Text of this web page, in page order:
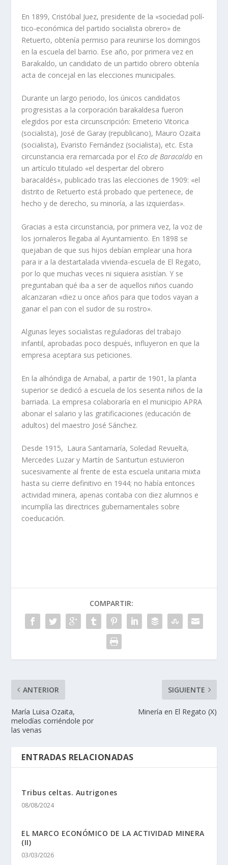
En 1899, Cristóbal Juez, presidente de la «sociedad polí­
tico-económica del partido socialista obrero» de
Retuerto, obtení­a permiso para reunirse los domingos
en la escuela del barrio. Ese año, por primera vez en
Barakaldo, un candidato de un partido obrero obtení­a
acta de concejal en las elecciones municipales.
Durante un largo periodo, los únicos candidatos
progresistas a la corporación barakaldesa fueron
elegidos por esta circunscripción: Emeterio Vitorica
(socialista), José de Garay (republicano), Mauro Ozaita
(socialista), Evaristo Fernández (socialista), etc. Esta
circunstancia era remarcada por elEco de Baracaldo en
un artí­culo titulado «el despertar del obrero
baracaldés», publicado tras las elecciones de 1909: «el
distrito de Retuerto está probado que pertenece, de
hecho y de derecho, su minorí­a, a las izquierdas».
Gracias a esta circunstancia, por primera vez, la voz de
los jornaleros llegaba al Ayuntamiento. En 1898 se
quejaban de que sus hijos debí­an emplear una hora
para ir a la destartalada vivienda-escuela de El Regato,
por lo que muchas veces ni siquiera asistí­an. Y se
preguntaban qué iba a ser de aquellos niños cuando
alcanzaran «diez u once años para que todos vayan a
ganar el pan con el sudor de su rostro».
Algunas leyes socialistas reguladoras del trabajo
infantil, aprobadas poco después, influyeron en que la
empresa aceptara sus peticiones.
En la alhóndiga de Arnabal, a partir de 1901, la planta
superior se dedicó a escuela de los sesenta niños de la
barriada. La empresa colaborarí­a en el municipio APRA
abonar el salario y las gratificaciones (educación de
adultos) del maestro José Sánchez.
Desde 1915, Laura Santamarí­a, Soledad Revuelta,
Mercedes Luzar y Martí­n de Santurtun estuvieron
sucesivamente al frente de esta escuela unitaria mixta
hasta su cierre definitivo en 1944; no habí­a entonces
actividad minera, apenas contaba con diez alumnos e
incumplí­a las directrices gubernamentales sobre
coeducación.
COMPARTIR:
ANTERIOR
María Luisa Ozaita,
melodías corriéndole por
las venas
SIGUIENTE
Minerí­a en El Regato (X)
ENTRADAS RELACIONADAS
Tribus celtas. Autrigones
08/08/2024
EL MARCO ECONÓMICO DE LA ACTIVIDAD MINERA
(II)
03/03/2026